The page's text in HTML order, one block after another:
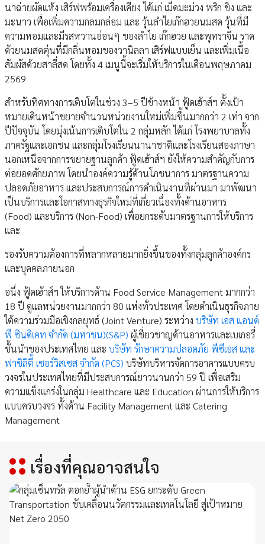
นาฉ่ายผัดแห้ง เสิร์ฟพร้อมเครื่องเคียง ได้แก่ เม็ดมะม่วง พริก ขิง และ
มะนาว เพื่อเพิ่มความกลมกล่อม และ วุ้นลำไยเก๊กฮวยนมสด วุ้นที่มี
ความหอมและมีรสหวานอ่อนๆ ของลำไย เก๊กฮวย และพุทราจีน ราด
ด้วยนมสดตุ๋นที่มีกลิ่นหอมของวานิลลา เสิร์ฟแบบเย็น และเพิ่มเนื้อ
สัมผัสด้วยสาลี่สด โดยทั้ง 4 เมนูนี้จะเริ่มให้บริการในเดือนพฤษภาคม
2569
สำหรับทิศทางการเติบโตในช่วง 3–5 ปีข้างหน้า ฟู้ดเฮ้าส์ฯ ตั้งเป้า
หมายเดินหน้าขยายจำนวนหน่วยงานใหม่เพิ่มขึ้นมากกว่า 2 เท่า จาก
ปีปัจจุบัน โดยมุ่งเน้นการเติบโตใน 2 กลุ่มหลัก ได้แก่ โรงพยาบาลทั้ง
ภาครัฐและเอกชน และกลุ่มโรงเรียนนานาชาติและโรงเรียนสองภาษา
นอกเหนือจากการขยายฐานลูกค้า ฟู้ดเฮ้าส์ฯ ยังให้ความสำคัญกับการ
ต่อยอดศักยภาพ โดยนำองค์ความรู้ด้านโภชนาการ มาตรฐานความ
ปลอดภัยอาหาร และประสบการณ์การดำเนินงานที่ผ่านมา มาพัฒนา
เป็นบริการและโอกาสทางธุรกิจใหม่ที่เกี่ยวเนื่องทั้งด้านอาหาร
(Food) และบริการ (Non-Food) เพื่อยกระดับมาตรฐานการให้บริการ
และ
รองรับความต้องการที่หลากหลายมากยิ่งขึ้นของทั้งกลุ่มลูกค้าองค์กร
และบุคคลภายนอก
อนึ่ง ฟู้ดเฮ้าส์ฯ ให้บริการด้าน Food Service Management มากกว่า
18 ปี ดูแลหน่วยงานมากกว่า 80 แห่งทั่วประเทศ โดยดำเนินธุรกิจภาย
ใต้ความร่วมมือเชิงกลยุทธ์ (Joint Venture) ระหว่าง บริษัท เอส แอนด์
พี ซินดิเคท จำกัด (มหาชน)(S&P) ผู้เชี่ยวชาญด้านอาหารและเบเกอรี่
ชั้นนำของประเทศไทย และ บริษัท รักษาความปลอดภัย พีซีเอส และ
ฟาซิลิตี้ เซอร์วิสเซส จำกัด (PCS) บริษัทบริหารจัดการอาคารแบบครบ
วงจรในประเทศไทยที่มีประสบการณ์ยาวนานกว่า 59 ปี เพื่อเสริม
ความแข็งแกร่งในกลุ่ม Healthcare และ Education ผ่านการให้บริการ
แบบครบวงจร ทั้งด้าน Facility Management และ Catering
Management
เรื่องที่คุณอาจสนใจ